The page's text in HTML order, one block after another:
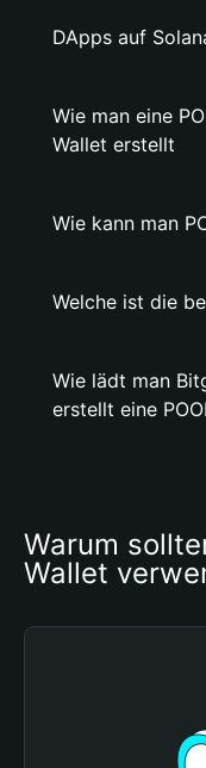
DApps auf
Wie man eine
Wallet erstellt
Wie kann man
Welche ist die
Wie lädt man
erstellt eine
Warum
Wallet